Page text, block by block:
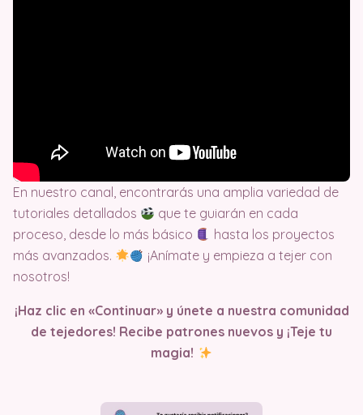
En nuestro canal, encontrarás una amplia variedad de
tutoriales detallados
que te guiarán en cada
proceso, desde lo más básico
hasta los proyectos
más avanzados.
¡Anímate y empieza a tejer con
nosotros!
¡Haz clic en «Continuar» y únete a nuestra comunidad
de tejedores! Recibe patrones nuevos y ¡Teje tu
magia!